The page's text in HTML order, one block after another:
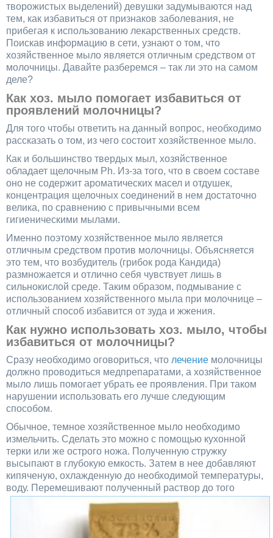
творожистых выделений) девушки задумываются над
тем, как избавиться от признаков заболевания, не
прибегая к использованию лекарственных средств.
Поискав информацию в сети, узнают о том, что
хозяйственное мыло является отличным средством от
молочницы. Давайте разберемся – так ли это на самом
деле?
Как хоз. мыло помогает избавиться от
проявлений молочницы?
Для того чтобы ответить на данный вопрос, необходимо
рассказать о том, из чего состоит хозяйственное мыло.
Как и большинство твердых мыл, хозяйственное
обладает щелочным Ph. Из-за того, что в своем составе
оно не содержит ароматических масел и отдушек,
концентрация щелочных соединений в нем достаточно
велика, по сравнению с привычными всем
гигиеническими мылами.
Именно поэтому хозяйственное мыло является
отличным средством против молочницы. Объясняется
это тем, что возбудитель (грибок рода Кандида)
размножается и отлично себя чувствует лишь в
сильнокислой среде. Таким образом, подмывание с
использованием хозяйственного мыла при молочнице –
отличный способ избавится от зуда и жжения.
Как нужно использовать хоз. мыло, чтобы
избавиться от молочницы?
Сразу необходимо оговориться, что лечение молочницы
должно проводиться медпрепаратами, а хозяйственное
мыло лишь помогает убрать ее проявления. При таком
нарушении использовать его лучше следующим
способом.
Обычное, темное хозяйственное мыло необходимо
измельчить. Сделать это можно с помощью кухонной
терки или же острого ножа. Полученную стружку
высыпают в глубокую емкость. Затем в нее добавляют
кипяченую, охлажденную до необходимой температуры,
воду. Перемешивают полученный раствор до того